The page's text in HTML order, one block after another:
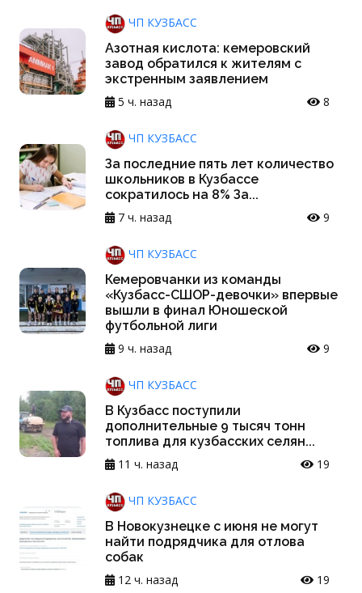
ЧП КУЗБАСС
Азотная кислота: кемеровский
завод обратился к жителям с
экстренным заявлением
5 ч. назад
8
ЧП КУЗБАСС
За последние пять лет количество
школьников в Кузбассе
сократилось на 8% За...
7 ч. назад
9
ЧП КУЗБАСС
Кемеровчанки из команды
«Кузбасс-СШОР-девочки» впервые
вышли в финал Юношеской
футбольной лиги
9 ч. назад
9
ЧП КУЗБАСС
В Кузбасс поступили
дополнительные 9 тысяч тонн
топлива для кузбасских селян...
11 ч. назад
19
ЧП КУЗБАСС
В Новокузнецке с июня не могут
найти подрядчика для отлова
собак
12 ч. назад
19